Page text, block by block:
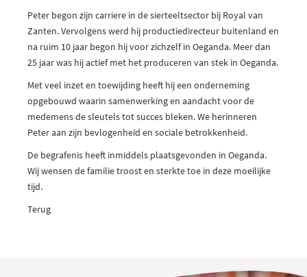
Peter begon zijn carriere in de sierteeltsector bij Royal van
Zanten. Vervolgens werd hij productiedirecteur buitenland en
na ruim 10 jaar begon hij voor zichzelf in Oeganda. Meer dan
25 jaar was hij actief met het produceren van stek in Oeganda.
Met veel inzet en toewijding heeft hij een onderneming
opgebouwd waarin samenwerking en aandacht voor de
medemens de sleutels tot succes bleken. We herinneren
Peter aan zijn bevlogenheid en sociale betrokkenheid.
De begrafenis heeft inmiddels plaatsgevonden in Oeganda.
Wij wensen de familie troost en sterkte toe in deze moeilijke
tijd.
Terug